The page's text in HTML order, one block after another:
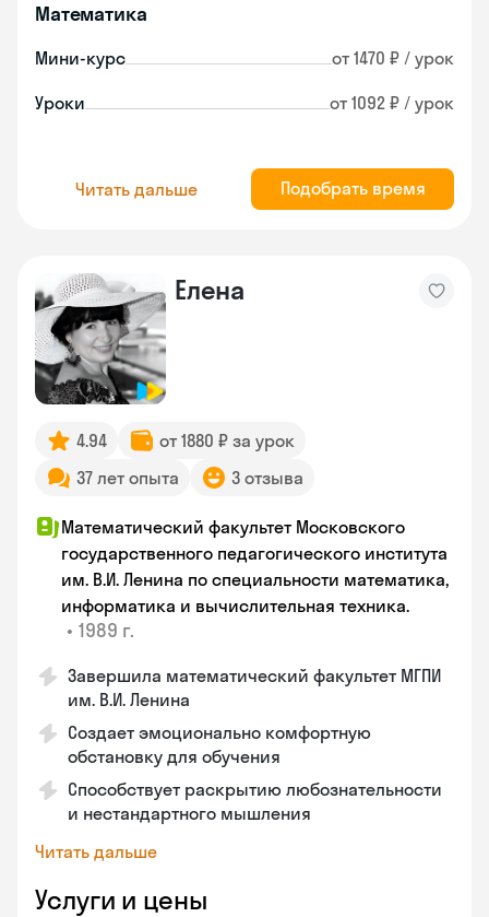
Математика
Мини-курс от 1470 ₽ / урок
Уроки от 1092 ₽ / урок
Читать дальше Подобрать время
Елена
4.94
от 1880 ₽ за урок
37 лет опыта
3 отзыва
Математический факультет Московского
государственного педагогического института
им. В.И. Ленина по специальности математика,
информатика и вычислительная техника.
• 1989 г.
Завершила математический факультет МГПИ
им. В.И. Ленина
Создает эмоционально комфортную
обстановку для обучения
Способствует раскрытию любознательности
и нестандартного мышления
Читать дальше
Услуги и цены